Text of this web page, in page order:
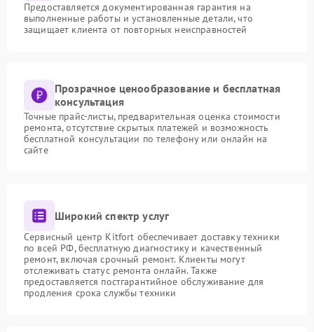
Предоставляется документированная гарантия на
выполненные работы и установленные детали, что
защищает клиента от повторных неисправностей
Прозрачное ценообразование и бесплатная
консультация
Точные прайс-листы, предварительная оценка стоимости
ремонта, отсутствие скрытых платежей и возможность
бесплатной консультации по телефону или онлайн на
сайте
Широкий спектр услуг
Сервисный центр Kitfort обеспечивает доставку техники
по всей РФ, бесплатную диагностику и качественный
ремонт, включая срочный ремонт. Клиенты могут
отслеживать статус ремонта онлайн. Также
предоставляется постгарантийное обслуживание для
продления срока службы техники